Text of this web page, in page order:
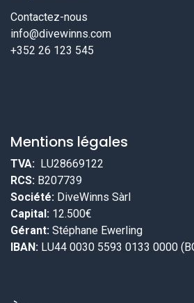
Contactez-nous
info@divewinns.com
+352 26 123 545
Mentions légales
TVA: LU28669122
RCS: B207739
Société: DiveWinns Sàrl
Capital: 12.500€
Gérant: Stéphane Ewerling
IBAN: LU44 0030 5593 0133 0000